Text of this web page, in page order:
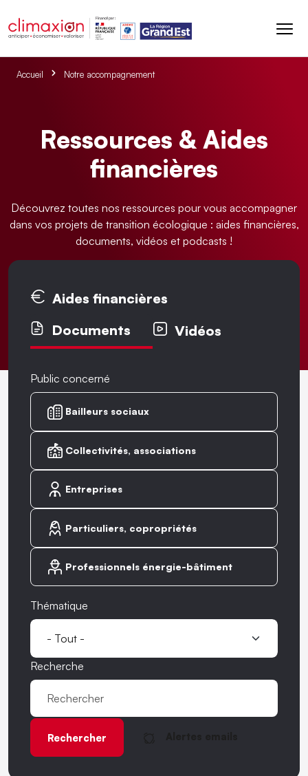
Accueil Notre accompagnement
Ressources & Aides
financières
Découvrez toutes nos ressources pour vous accompagner
dans vos projets de transition écologique : aides financières,
documents, vidéos et podcasts !
Onglets principaux
Aides financières
Documents
Vidéos
Public concerné
Bailleurs sociaux
Collectivités, associations
Entreprises
Particuliers, copropriétés
Professionnels énergie-bâtiment
Thématique
Recherche